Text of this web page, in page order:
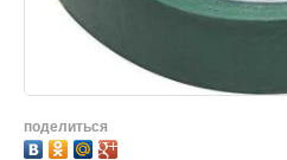
поделиться